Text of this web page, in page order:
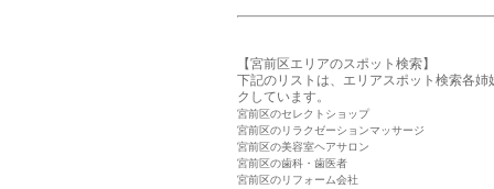
【宮前区エリアのスポット検索】
下記のリストは、エリアスポット検索各
クしています。
宮前区のセレクトショップ
宮前区のリラクゼーションマッサージ
宮前区の美容室ヘアサロン
宮前区の歯科・歯医者
宮前区のリフォーム会社